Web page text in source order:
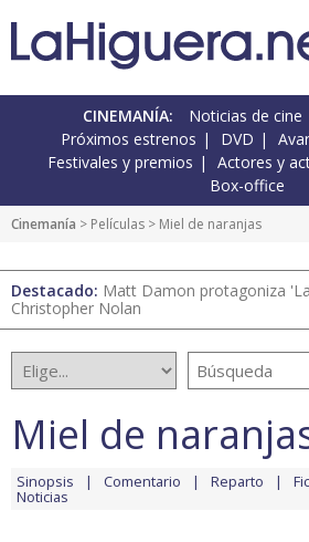
CINEMANÍA: Noticias de cine
Próximos estrenos
DVD
Festivales y premios
Actores y
Box-office
Cinemanía > Películas > Miel de naranjas
Destacado: Matt Damon protagoniza
Christopher Nolan
Miel de
Sinopsis Comentario Reparto
Noticias